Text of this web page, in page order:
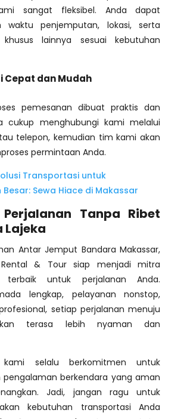
sangat fleksibel. Anda dapat
waktu penjemputan, lokasi, serta
lainnya sesuai kebutuhan
Cepat dan Mudah
pemesanan dibuat praktis dan
cukup menghubungi kami melalui
telepon, kemudian tim kami akan
permintaan Anda.
Transportasi untuk
Sewa Hiace di Makassar
Tanpa Ribet
Lajeka
Antar Jemput Bandara Makassar,
& Tour siap menjadi mitra
terbaik untuk perjalanan Anda.
lengkap, pelayanan nonstop,
setiap perjalanan menuju
terasa lebih nyaman dan
selalu berkomitmen untuk
pengalaman berkendara yang aman
Jadi, jangan ragu untuk
kebutuhan transportasi Anda